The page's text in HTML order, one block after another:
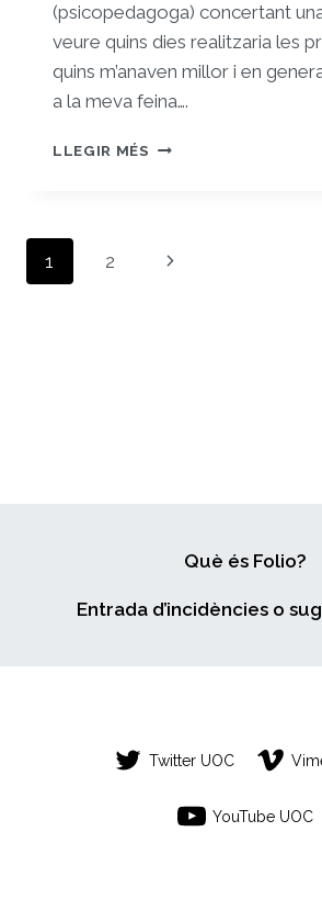
(psicopedagoga) concertant
veure quins dies realitzaria les
quins m’anaven millor i en
a la meva feina….
LLEGIR MÉS 2.REBUDA
PRIMERS
Navegació
de
1 2
Pàgina
Què és Folio?
Entrada d’incidències o
Twitter UOC
YouTube UOC